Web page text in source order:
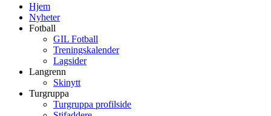
Hjem
Nyheter
Fotball
GIL Fotball
Treningskalender
Lagsider
Langrenn
Skinytt
Turgruppa
Turgruppa profilside